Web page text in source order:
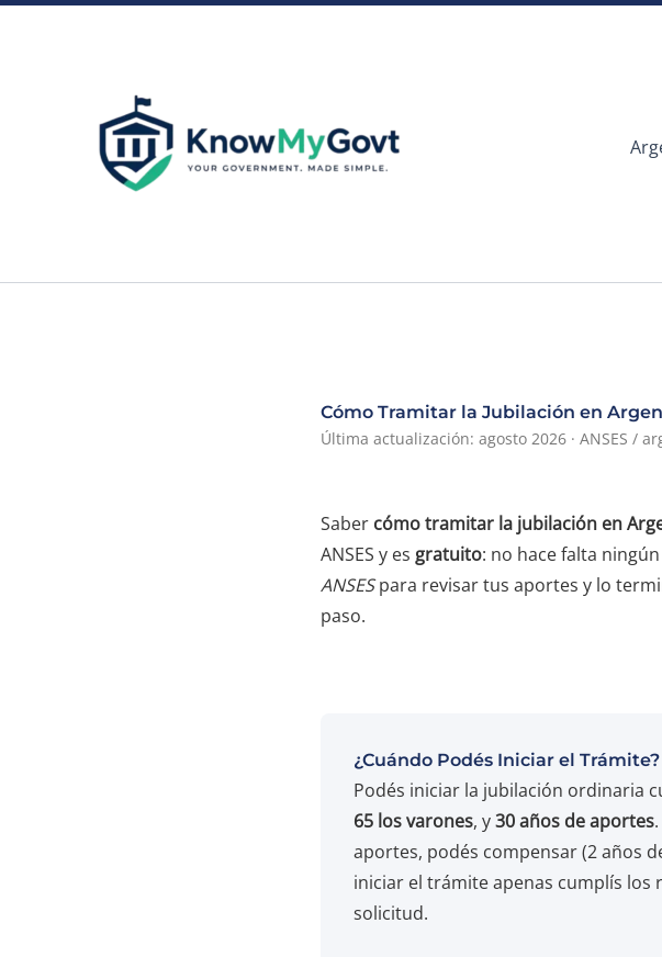
Cómo Tramitar la Jubilación en
Última actualización: agosto 2026 · ANSES /
Saber cómo tramitar la jubilación en
ANSES y es gratuito: no hace falta
ANSESpara revisar tus aportes y lo
paso.
¿Cuándo Podés Iniciar el Trámite?
Podés iniciar la jubilación ordinaria
65 los varones, y30 años de aportes
aportes, podés compensar (2 años
iniciar el trámite apenas cumplís los
solicitud.